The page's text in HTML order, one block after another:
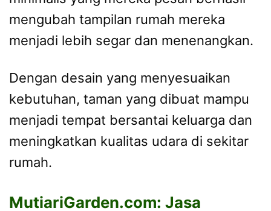
mengubah tampilan rumah mereka
menjadi lebih segar dan menenangkan.
Dengan desain yang menyesuaikan
kebutuhan, taman yang dibuat mampu
menjadi tempat bersantai keluarga dan
meningkatkan kualitas udara di sekitar
rumah.
MutiariGarden.com: Jasa